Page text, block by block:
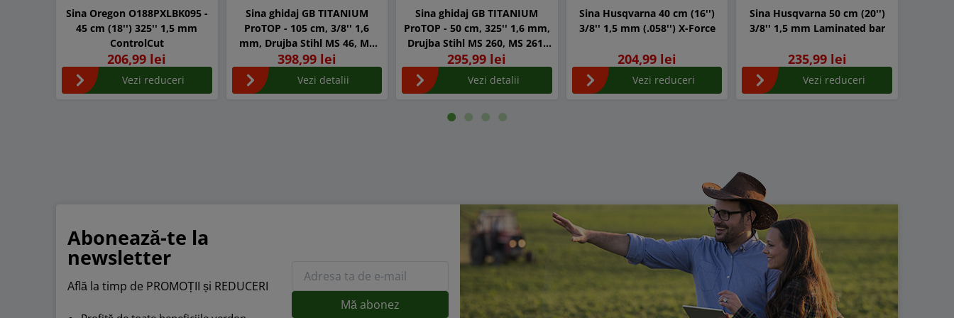
Sina Oregon O188PXLBK095 -
45 cm (18'') 325'' 1,5 mm
ControlCut
206,99 lei
Vezi reduceri
Sina ghidaj GB TITANIUM
ProTOP - 105 cm, 3/8'' 1,6
mm, Drujba Stihl MS 46, MS
650, MS 462, MS 500i
398,99 lei
Vezi detalii
Sina ghidaj GB TITANIUM
ProTOP - 50 cm, 325'' 1,6 mm,
Drujba Stihl MS 260, MS 261,
MS 270, MS 271, MS 280
295,99 lei
Vezi detalii
Sina Husqvarna 40 cm (16'')
3/8'' 1,5 mm (.058'') X-Force
204,99 lei
Vezi reduceri
Sina Husqvarna 50 cm (20'')
3/8'' 1,5 mm Laminated bar
235,99 lei
Vezi reduceri
Abonează-te la
newsletter
Află la timp de PROMOȚII și REDUCERI